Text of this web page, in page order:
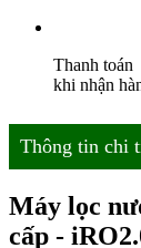
Thanh toán
khi nhận
Thông tin chi
Máy lọc
cấp -